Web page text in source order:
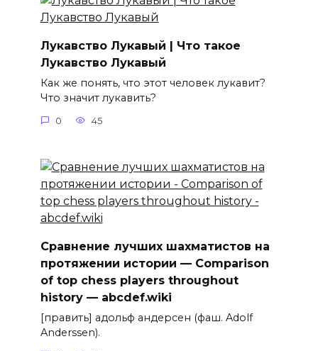
Лукавство Лукавый | Что такое
Лукавство Лукавый
Как же понять, что этот человек лукавит?
Что значит лукавить?
0 45
Сравнение лучших шахматистов на
протяжении истории — Comparison
of top chess players throughout
history — abcdef.wiki
[править] адольф андерсен (фаш. Adolf
Anderssen).